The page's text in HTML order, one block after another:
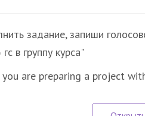
задание, запиши
в группу курса"
are preparing a project